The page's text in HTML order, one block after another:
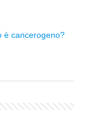
è cancerogeno?